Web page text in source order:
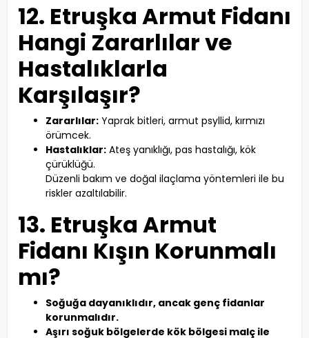
12. Etruşka Armut Fidanı
Hangi Zararlılar ve
Hastalıklarla
Karşılaşır?
Zararlılar: Yaprak bitleri, armut psyllid, kırmızı
örümcek.
Hastalıklar: Ateş yanıklığı, pas hastalığı, kök
çürüklüğü.
Düzenli bakım ve doğal ilaçlama yöntemleri ile bu
riskler azaltılabilir.
13. Etruşka Armut
Fidanı Kışın Korunmalı
mı?
Soğuğa dayanıklıdır, ancak genç fidanlar
korunmalıdır.
Aşırı soğuk bölgelerde kök bölgesi malç ile